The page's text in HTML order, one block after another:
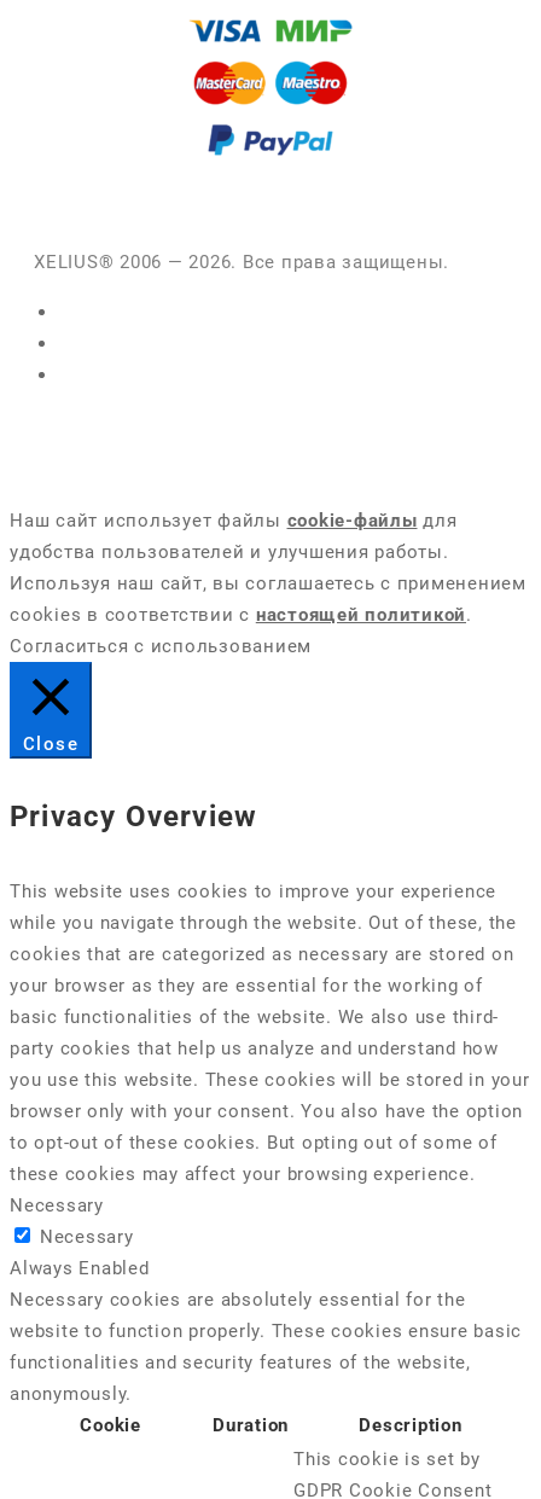
XELIUS® 2006 — 2026. Все права защищены.
Наш сайт использует файлы cookie-файлы для
удобства пользователей и улучшения работы.
Используя наш сайт, вы соглашаетесь с применением
cookies в соответствии с настоящей политикой.
Согласиться с использованием
Close
Privacy Overview
This website uses cookies to improve your experience
while you navigate through the website. Out of these, the
cookies that are categorized as necessary are stored on
your browser as they are essential for the working of
basic functionalities of the website. We also use third-
party cookies that help us analyze and understand how
you use this website. These cookies will be stored in your
browser only with your consent. You also have the option
to opt-out of these cookies. But opting out of some of
these cookies may affect your browsing experience.
Necessary
Necessary
Always Enabled
Necessary cookies are absolutely essential for the
website to function properly. These cookies ensure basic
functionalities and security features of the website,
anonymously.
Cookie
Duration Description
This cookie is set by
GDPR Cookie Consent